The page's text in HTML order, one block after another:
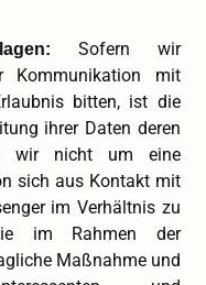
Sofern wir
Kommunikation mit
bitten, ist die
ihrer Daten deren
wir nicht um eine
sich aus Kontakt mit
im Verhältnis zu
im Rahmen der
Maßnahme und